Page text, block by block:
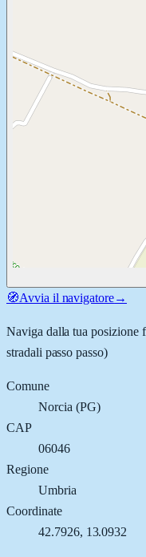
🧭Avvia il navigatore→
Naviga dalla tua posizione
stradali passo passo)
Comune
Norcia (PG)
CAP
06046
Regione
Umbria
Coordinate
42.7926, 13.0932